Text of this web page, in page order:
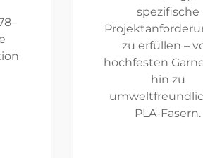
spezifische
zu erfüllen –
hochfesten
hin zu
PLA-Fasern.